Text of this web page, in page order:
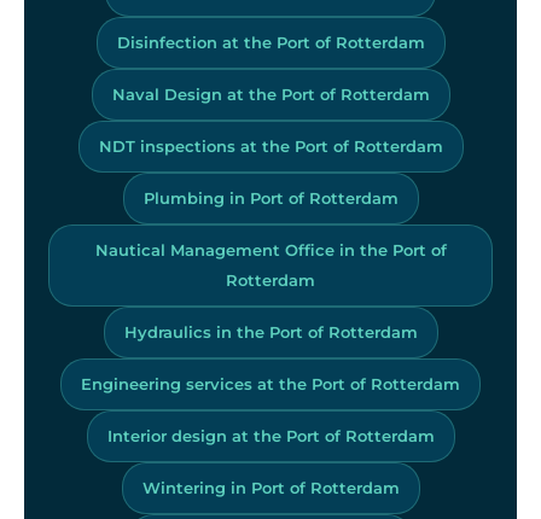
Disinfection at the Port of Rotterdam
Naval Design at the Port of Rotterdam
NDT inspections at the Port of Rotterdam
Plumbing in Port of Rotterdam
Nautical Management Office in the Port of
Rotterdam
Hydraulics in the Port of Rotterdam
Engineering services at the Port of Rotterdam
Interior design at the Port of Rotterdam
Wintering in Port of Rotterdam